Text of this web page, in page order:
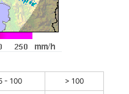
- 100 > 100